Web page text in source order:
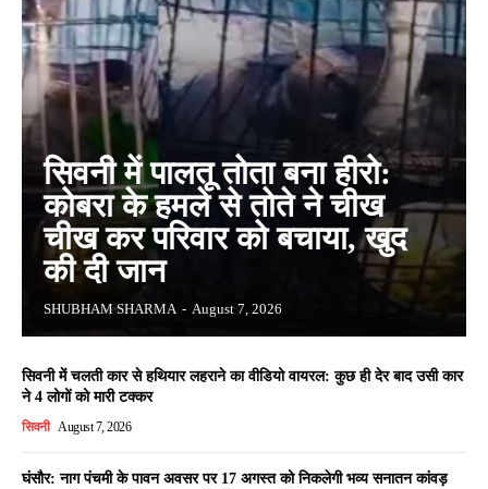
सिवनी में पालतू तोता बना हीरो:
कोबरा के हमले से तोते ने चीख
चीख कर परिवार को बचाया, खुद
की दी जान
SHUBHAM SHARMA - August 7, 2026
सिवनी में चलती कार से हथियार लहराने का वीडियो वायरल: कुछ ही देर बाद उसी कार
ने 4 लोगों को मारी टक्कर
सिवनी August 7, 2026
घंसौर: नाग पंचमी के पावन अवसर पर 17 अगस्त को निकलेगी भव्य सनातन कांवड़